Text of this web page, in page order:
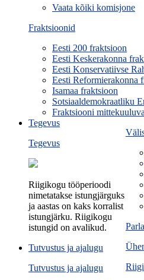
Vaata kõiki komisjone
Fraktsioonid
Eesti 200 fraktsioon
Eesti Keskerakonna
Eesti Konservatiivse
Eesti Reformierakonna
Isamaa fraktsioon
Sotsiaaldemokraatliku
Fraktsiooni
Tegevus
Tegevus
Riigikogu tööperioodi
nimetatakse istungjärguks
ja aastas on kaks korralist
istungjärku. Riigikogu
istungid on avalikud.
Tutvustus ja ajalugu
Tutvustus ja ajalugu